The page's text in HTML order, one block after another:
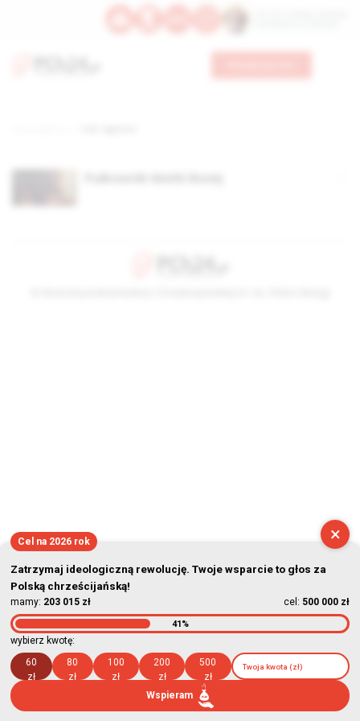
×
Cel na 2026 rok
Zatrzymaj ideologiczną rewolucję. Twoje wsparcie to głos za
Polską chrześcijańską!
mamy: 203 015 zł cel: 500 000 zł
41%
wybierz kwotę:
60
zł
80
zł
100
zł
200
zł
500
zł
Wspieram